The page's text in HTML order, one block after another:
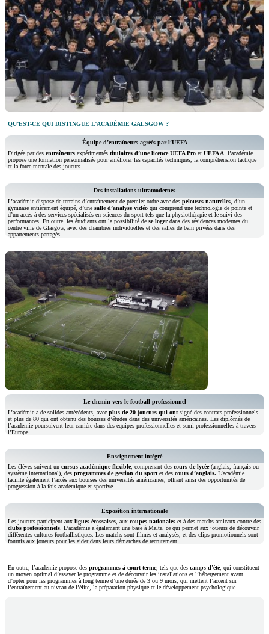
QU’EST-CE QUI DISTINGUE L’ACADÉMIE GALSGOW ?
Équipe d’entraîneurs agréés par l’UEFA
Dirigée par des entraîneurs expérimentés titulaires d’une licence UEFA Pro et UEFA A , l’académie
propose une formation personnalisée pour améliorer les capacités techniques, la compréhension tactique
et la force mentale des joueurs.
Des installations ultramodernes
L’académie dispose de terrains d’entraînement de premier ordre avec des pelouses naturelles , d’un
gymnase entièrement équipé, d’une salle d’analyse vidéo qui comprend une technologie de pointe et
d’un accès à des services spécialisés en sciences du sport tels que la physiothérapie et le suivi des
performances. En outre, les étudiants ont la possibilité de se logerdans des résidences modernes du
centre ville de Glasgow, avec des chambres individuelles et des salles de bain privées dans des
appartements partagés.
Le chemin vers le football professionnel
L’académie a de solides antécédents, avec plus de 20 joueurs qui ont signé des contrats professionnels
et plus de 80 qui ont obtenu des bourses d’études dans des universités américaines. Les diplômés de
l’académie poursuivent leur carrière dans des équipes professionnelles et semi-professionnelles à travers
l’Europe.
Enseignement intégré
Les élèves suivent un cursus académique flexible, comprenant des cours de lycée(anglais, français ou
système international), des programmes de gestion du sportet des cours d’anglais. L’académie
facilite également l’accès aux bourses des universités américaines, offrant ainsi des opportunités de
progression à la fois académique et sportive.
Exposition internationale
Les joueurs participent aux ligues écossaises, aux coupes nationales et à des matchs amicaux contre des
clubs professionnels. L’académie a également une base à Malte, ce qui permet aux joueurs de découvrir
différentes cultures footballistiques. Les matchs sont filmés et analysés, et des clips promotionnels sont
fournis aux joueurs pour les aider dans leurs démarches de recrutement.
En outre, l’académie propose des programmes à court terme, tels que des camps d’été, qui constituent
un moyen optimal d’essayer le programme et de découvrir les installations et l’hébergement avant
d’opter pour les programmes à long terme d’une durée de 3 ou 9 mois, qui mettent l’accent sur
l’entraînement au niveau de l’élite, la préparation physique et le développement psychologique.